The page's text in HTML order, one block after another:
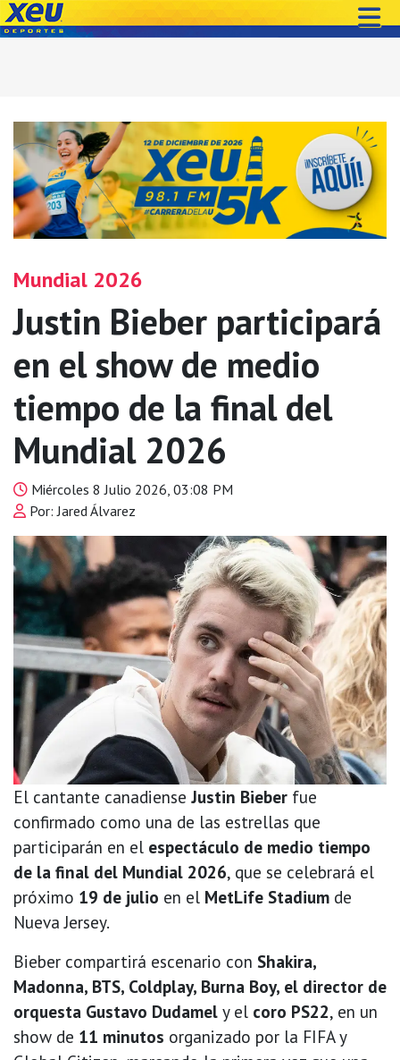
Mundial 2026
Justin Bieber participará
en el show de medio
tiempo de la final del
Mundial 2026
Miércoles 8 Julio 2026, 03:08 PM
Por: Jared Álvarez
El cantante canadiense Justin Bieber fue
confirmado como una de las estrellas que
participarán en el espectáculo de medio tiempo
de la final del Mundial 2026, que se celebrará el
próximo 19 de julio en el MetLife Stadium de
Nueva Jersey.
Bieber compartirá escenario con Shakira,
Madonna, BTS, Coldplay, Burna Boy, el director de
orquesta Gustavo Dudamel y el coro PS22, en un
show de 11 minutos organizado por la FIFA y